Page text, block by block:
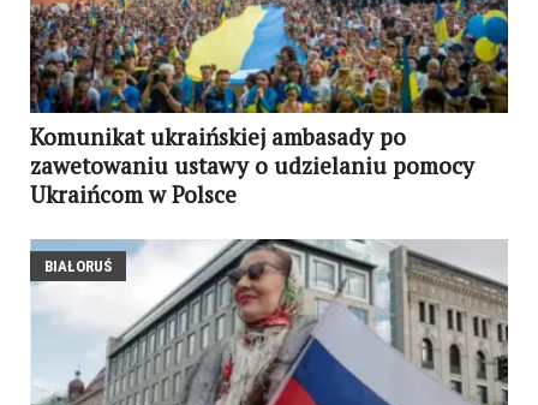
Komunikat ukraińskiej ambasady po
zawetowaniu ustawy o udzielaniu pomocy
Ukraińcom w Polsce
BIAŁORUŚ